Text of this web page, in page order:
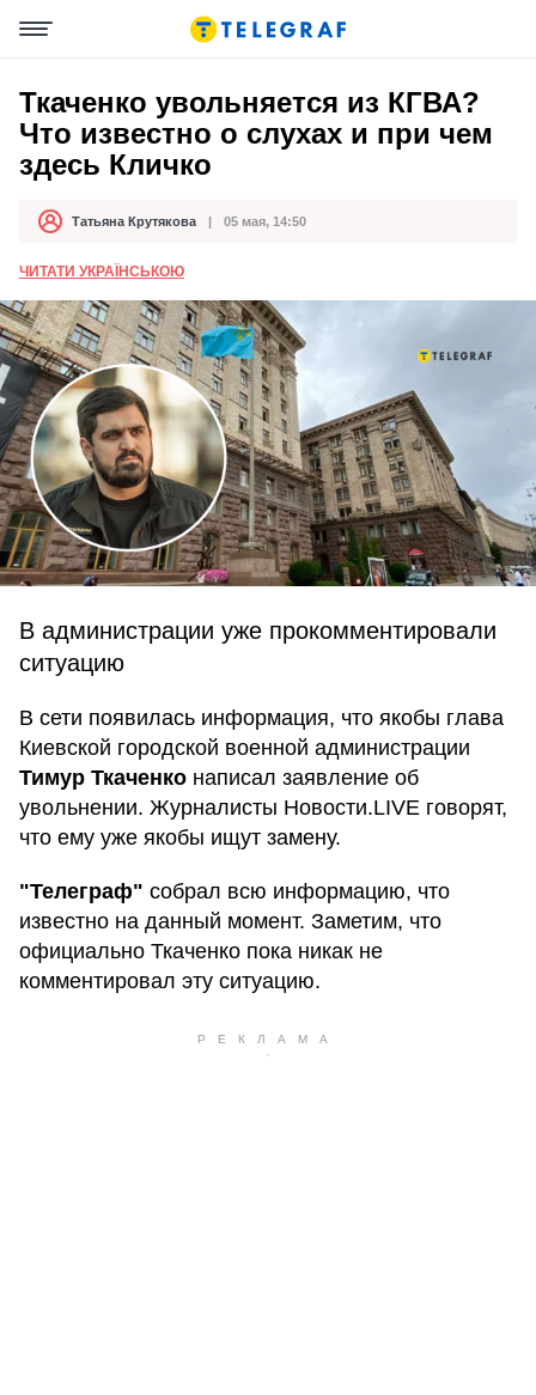
Ткаченко увольняется из КГВА?
Что известно о слухах и при чем
здесь Кличко
АвторТатьяна Крутякова
Дата публикации 05 мая, 14:50
ЧИТАТИ УКРАЇНСЬКОЮ
В администрации уже прокомментировали
ситуацию
В сети появилась информация, что якобы глава
Киевской городской военной администрации
Тимур Ткаченко написал заявление об
увольнении. Журналисты Новости.LIVE говорят,
что ему уже якобы ищут замену.
"Телеграф" собрал всю информацию, что
известно на данный момент. Заметим, что
официально Ткаченко пока никак не
комментировал эту ситуацию.